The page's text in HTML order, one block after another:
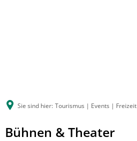
Sie sind hier: Tourismus | Events | Freizeit
Bühnen & Theater